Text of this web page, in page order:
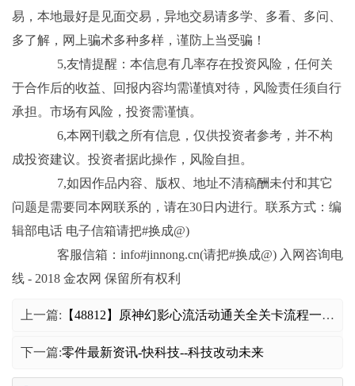
易，本地最好是见面交易，异地交易请多学、多看、多问、
多了解，网上骗术多种多样，谨防上当受骗！
5,友情提醒：本信息有几率存在投资风险，任何关
于合作后的收益、回报内容均需谨慎对待，风险责任须自行
承担。市场有风险，投资需谨慎。
6,本网刊载之所有信息，仅供投资者参考，并不构
成投资建议。投资者据此操作，风险自担。
7,如因作品内容、版权、地址不清稿酬未付和其它
问题是需要同本网联系的，请在30日内进行。联系方式：编
辑部电话 电子信箱请把#换成@)
客服信箱：info#jinnong.cn(请把#换成@) 入网咨询电
线 - 2018 金农网 保留所有权利
上一篇: 【48812】原神幻影心流活动通关全关卡流程一览 幻影心流活动图文全攻略
下一篇:零件最新资讯-快科技--科技改动未来